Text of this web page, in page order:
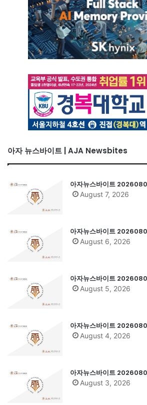
아자 뉴스바이트 | AJA Newsbites
아자뉴스바이트
August 7, 2026
아자뉴스바이트
August 6, 2026
아자뉴스바이트
August 5, 2026
아자뉴스바이트
August 4, 2026
아자뉴스바이트
August 3, 2026